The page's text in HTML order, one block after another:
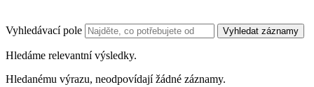
Vyhledávací pole Vyhledat záznamy
Hledáme relevantní výsledky.
Hledanému výrazu, neodpovídají žádné záznamy.